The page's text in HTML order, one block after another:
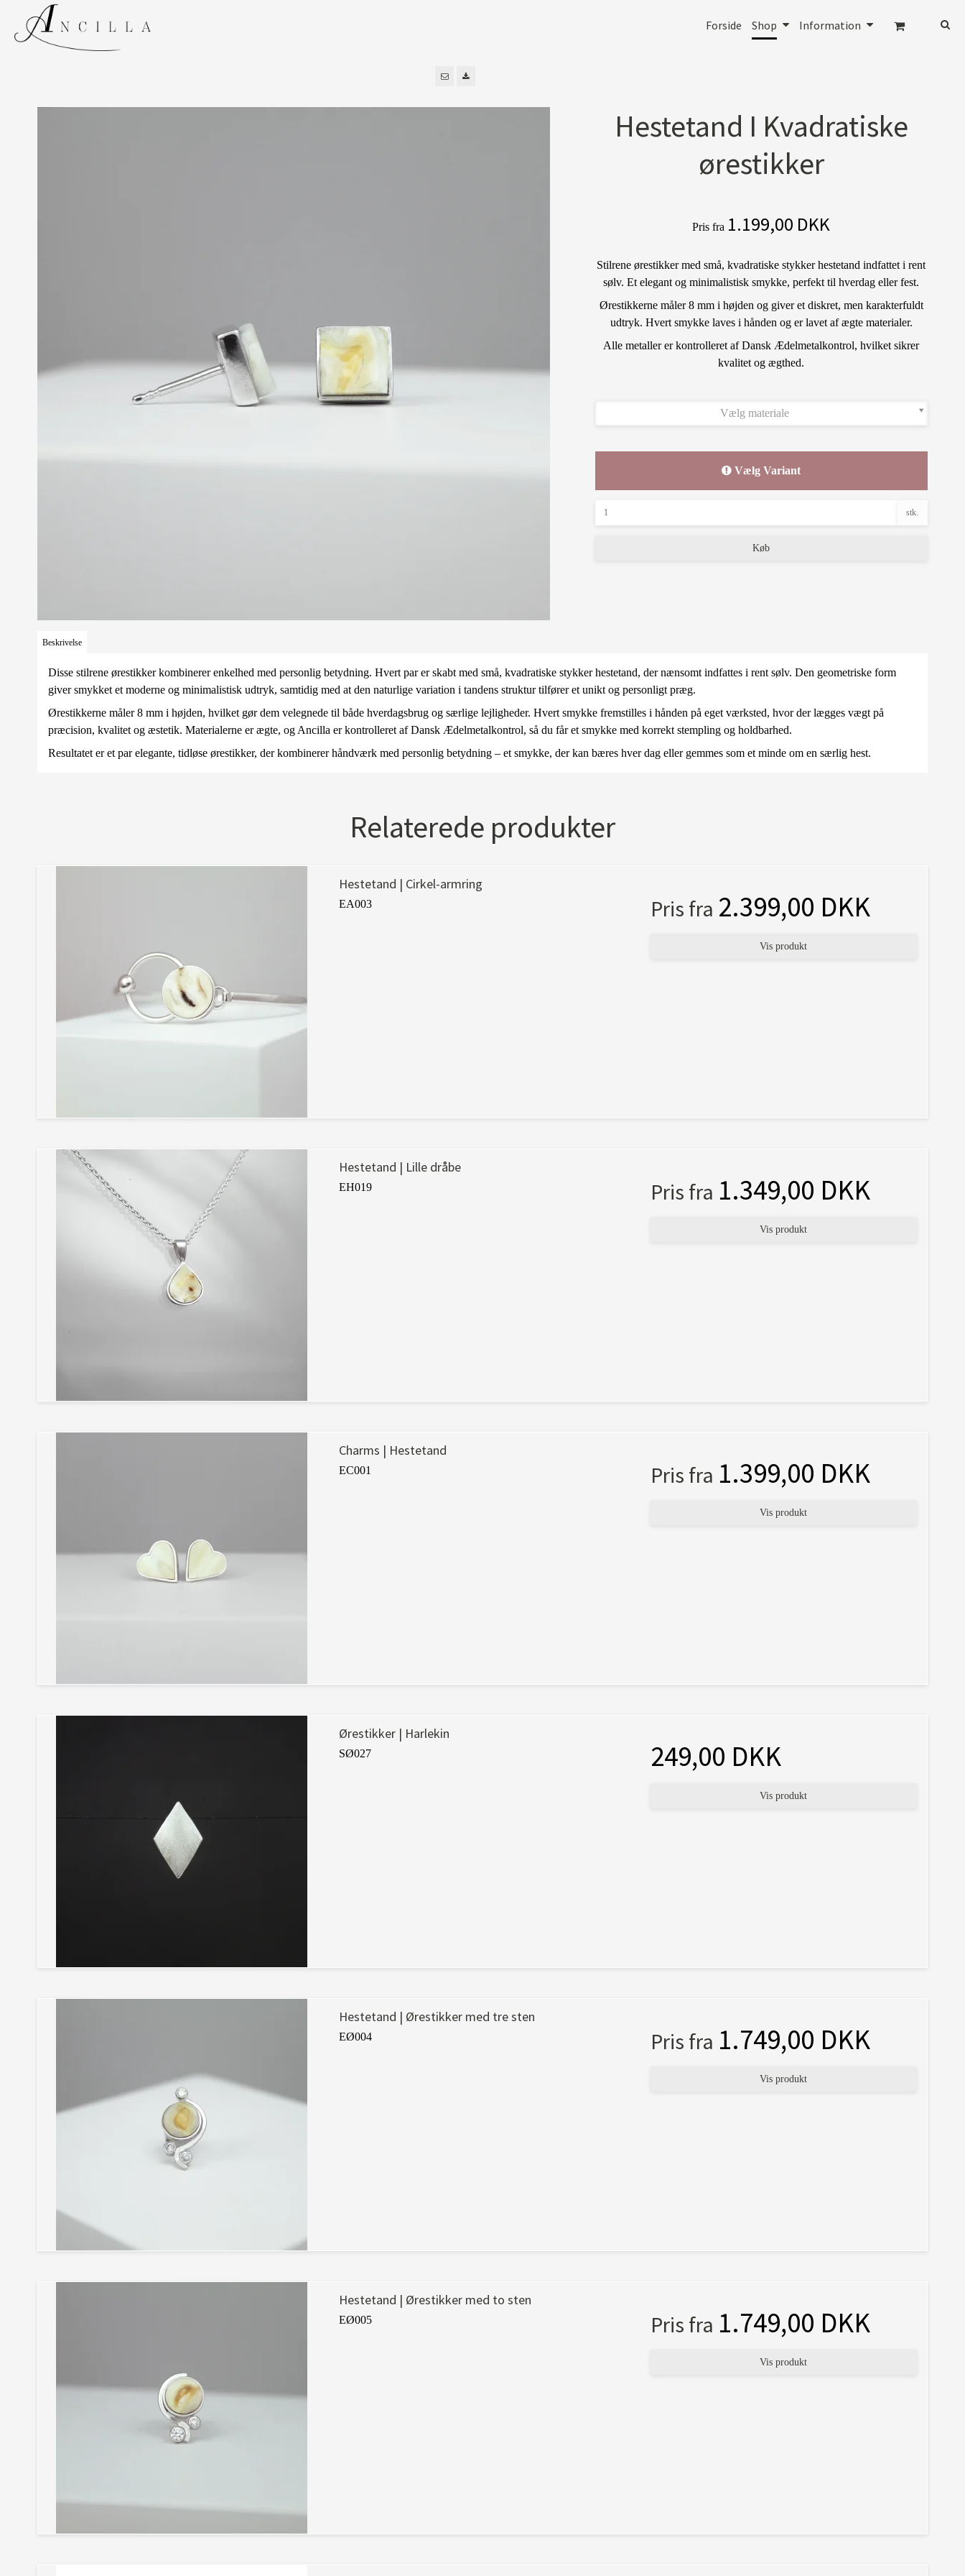
Forside Shop Information
Hestetand I Kvadratiske
ørestikker
Pris fra 1.199,00 DKK
Stilrene ørestikker med små, kvadratiske stykker hestetand indfattet i rent
sølv. Et elegant og minimalistisk smykke, perfekt til hverdag eller fest.
Ørestikkerne måler 8 mm i højden og giver et diskret, men karakterfuldt
udtryk. Hvert smykke laves i hånden og er lavet af ægte materialer.
Alle metaller er kontrolleret af Dansk Ædelmetalkontrol, hvilket sikrer
kvalitet og ægthed.
Vælg materiale
Vælg Variant
stk.
Køb
Beskrivelse
Disse stilrene ørestikker kombinerer enkelhed med personlig betydning. Hvert par er skabt med små, kvadratiske stykker hestetand, der nænsomt indfattes i rent sølv. Den geometriske form
giver smykket et moderne og minimalistisk udtryk, samtidig med at den naturlige variation i tandens struktur tilfører et unikt og personligt præg.
Ørestikkerne måler 8 mm i højden, hvilket gør dem velegnede til både hverdagsbrug og særlige lejligheder. Hvert smykke fremstilles i hånden på eget værksted, hvor der lægges vægt på
præcision, kvalitet og æstetik. Materialerne er ægte, og Ancilla er kontrolleret af Dansk Ædelmetalkontrol, så du får et smykke med korrekt stempling og holdbarhed.
Resultatet er et par elegante, tidløse ørestikker, der kombinerer håndværk med personlig betydning – et smykke, der kan bæres hver dag eller gemmes som et minde om en særlig hest.
Relaterede produkter
Hestetand | Cirkel-armring
EA003 Pris fra 2.399,00 DKK
Vis produkt
Hestetand | Lille dråbe
EH019 Pris fra 1.349,00 DKK
Vis produkt
Charms | Hestetand
EC001 Pris fra 1.399,00 DKK
Vis produkt
Ørestikker | Harlekin
SØ027 249,00 DKK
Vis produkt
Hestetand | Ørestikker med tre sten
EØ004 Pris fra 1.749,00 DKK
Vis produkt
Hestetand | Ørestikker med to sten
EØ005 Pris fra 1.749,00 DKK
Vis produkt